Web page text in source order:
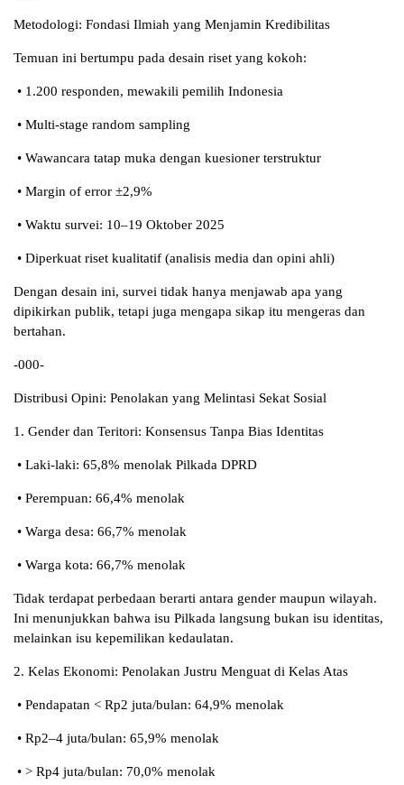
Metodologi: Fondasi Ilmiah yang Menjamin Kredibilitas
Temuan ini bertumpu pada desain riset yang kokoh:
• 1.200 responden, mewakili pemilih Indonesia
• Multi-stage random sampling
• Wawancara tatap muka dengan kuesioner terstruktur
• Margin of error ±2,9%
• Waktu survei: 10–19 Oktober 2025
• Diperkuat riset kualitatif (analisis media dan opini ahli)
Dengan desain ini, survei tidak hanya menjawab apa yang
dipikirkan publik, tetapi juga mengapa sikap itu mengeras dan
bertahan.
-000-
Distribusi Opini: Penolakan yang Melintasi Sekat Sosial
1. Gender dan Teritori: Konsensus Tanpa Bias Identitas
• Laki-laki: 65,8% menolak Pilkada DPRD
• Perempuan: 66,4% menolak
• Warga desa: 66,7% menolak
• Warga kota: 66,7% menolak
Tidak terdapat perbedaan berarti antara gender maupun wilayah.
Ini menunjukkan bahwa isu Pilkada langsung bukan isu identitas,
melainkan isu kepemilikan kedaulatan.
2. Kelas Ekonomi: Penolakan Justru Menguat di Kelas Atas
• Pendapatan < Rp2 juta/bulan: 64,9% menolak
• Rp2–4 juta/bulan: 65,9% menolak
• > Rp4 juta/bulan: 70,0% menolak